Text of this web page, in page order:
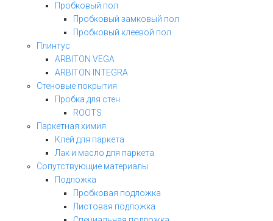
Пробковый пол
Пробковый замковый пол
Пробковый клеевой пол
Плинтус
ARBITON VEGA
ARBITON INTEGRA
Стеновые покрытия
Пробка для стен
ROOTS
Паркетная химия
Клей для паркета
Лак и масло для паркета
Сопутствующие материалы
Подложка
Пробковая подложка
Листовая подложка